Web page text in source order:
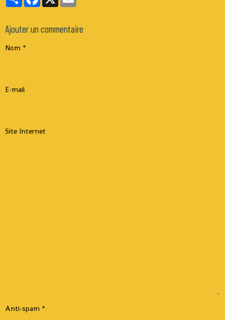
Ajouter un commentaire
Nom
E-mail
Site Internet
Anti-spam